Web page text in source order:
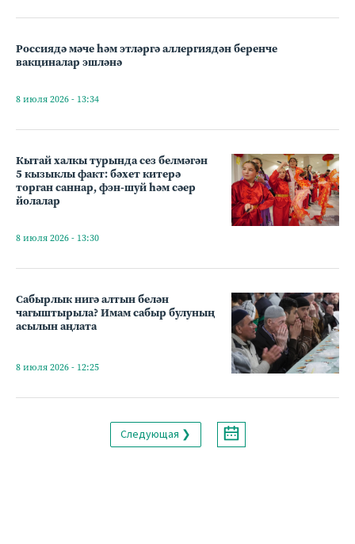
Россиядә мәче һәм этләргә аллергиядән беренче
вакциналар эшләнә
8 июля 2026 - 13:34
Кытай халкы турында сез белмәгән
5 кызыклы факт: бәхет китерә
торган саннар, фэн-шуй һәм сәер
йолалар
8 июля 2026 - 13:30
Сабырлык нигә алтын белән
чагыштырыла? Имам сабыр булуның
асылын аңлата
8 июля 2026 - 12:25
Следующая ❯